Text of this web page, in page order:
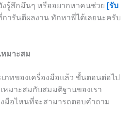
งรู้สึกมึนๆ หรืออยากหาคนช่วย [รับ
ารันตีผลงาน ทักหาพี่ได้เลยนะครับ
หมาะสม
เภทของเครื่องมือแล้ว ขั้นตอนต่อไป
หมาะสมกับสมมติฐานของเรา
มือไหนที่จะสามารถตอบคำถาม